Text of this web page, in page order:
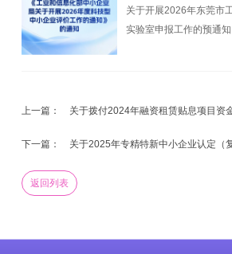
关于开展2026年东莞市
实验室申报工作的预通知
上一篇： 关于拨付2024年融资租赁贴息项目资
下一篇： 关于2025年专精特新中小企业认定（
返回列表